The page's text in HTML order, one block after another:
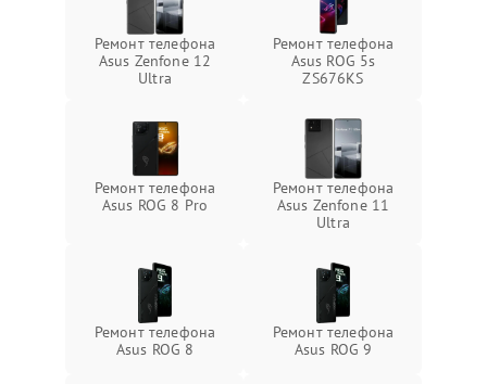
Ремонт телефона
Asus Zenfone 12
Ultra
Ремонт телефона
Asus ROG 5s
ZS676KS
Ремонт телефона
Asus ROG 8 Pro
Ремонт телефона
Asus Zenfone 11
Ultra
Ремонт телефона
Asus ROG 8
Ремонт телефона
Asus ROG 9